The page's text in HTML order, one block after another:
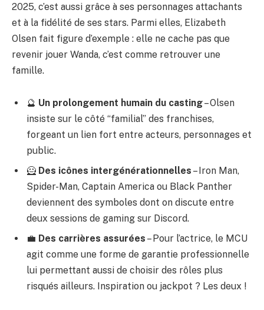
2025, c’est aussi grâce à ses personnages attachants
et à la fidélité de ses stars. Parmi elles, Elizabeth
Olsen fait figure d’exemple : elle ne cache pas que
revenir jouer Wanda, c’est comme retrouver une
famille.
🔮 Un prolongement humain du casting– Olsen
insiste sur le côté “familial” des franchises,
forgeant un lien fort entre acteurs, personnages et
public.
🦸 Des icônes intergénérationnelles – Iron Man,
Spider-Man, Captain America ou Black Panther
deviennent des symboles dont on discute entre
deux sessions de gaming sur Discord.
💼 Des carrières assurées – Pour l’actrice, le MCU
agit comme une forme de garantie professionnelle
lui permettant aussi de choisir des rôles plus
risqués ailleurs. Inspiration ou jackpot ? Les deux !